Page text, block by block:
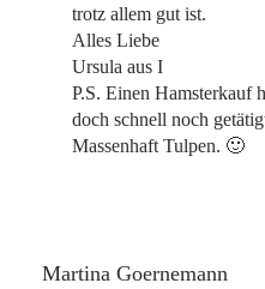
trotz allem gut ist.
Alles Liebe
Ursula aus I
P.S. Einen Hamsterkauf
doch schnell noch
Massenhaft Tulpen. 🙂
Martina Goernemann